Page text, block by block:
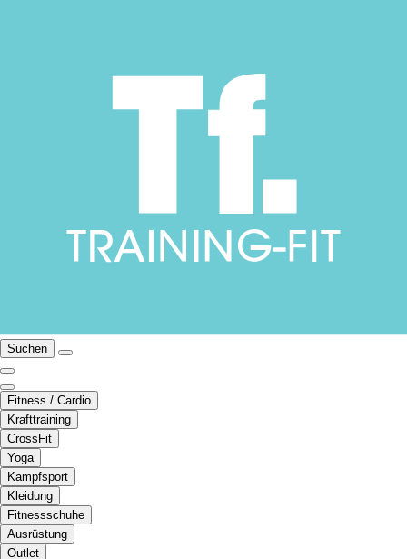
Suchen
Fitness / Cardio
Krafttraining
CrossFit
Yoga
Kampfsport
Kleidung
Fitnessschuhe
Ausrüstung
Outlet